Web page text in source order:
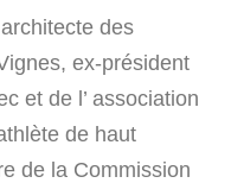
des
ex-président
et de l’ association
de haut
de la Commission